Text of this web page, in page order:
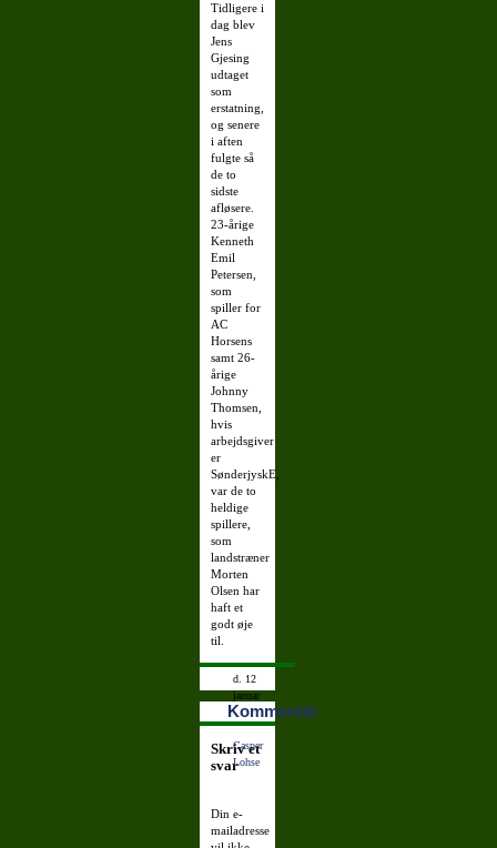
Tidligere i
dag blev
Jens
Gjesing
udtaget
som
erstatning,
og senere
i aften
fulgte så
de to
sidste
afløsere.
23-årige
Kenneth
Emil
Petersen,
som
spiller for
AC
Horsens
samt 26-
årige
Johnny
Thomsen,
hvis
arbejdsgiver
er
SønderjyskE,
var de to
heldige
spillere,
som
landstræner
Morten
Olsen har
haft et
godt øje
til.
d. 12
januar
2009
22:22:47
Casper
Lohse
Kommentér
Skriv et
svar
Din e-
mailadresse